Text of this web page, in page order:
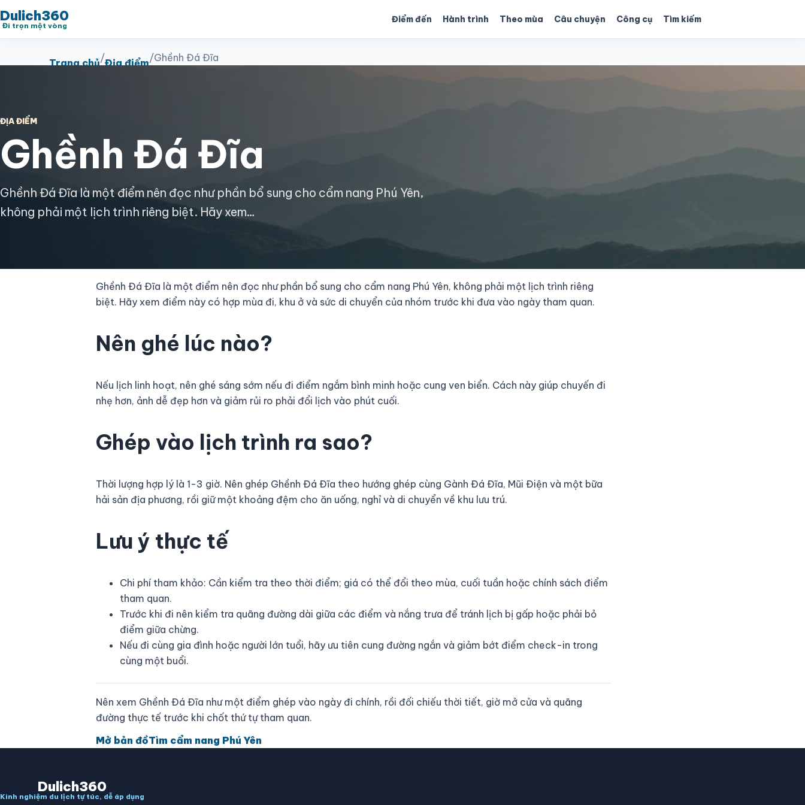
Dulich360
Đi trọn một vòng
Điểm đến Hành trình Theo mùa Câu chuyện Công cụ Tìm kiếm
Trang chủ/Địa điểm/Ghềnh Đá Đĩa
ĐỊA ĐIỂM
Ghềnh Đá Đĩa
Ghềnh Đá Đĩa là một điểm nên đọc như phần bổ sung cho cẩm nang Phú Yên,
không phải một lịch trình riêng biệt. Hãy xem…
Ghềnh Đá Đĩa là một điểm nên đọc như phần bổ sung cho cẩm nang Phú Yên, không phải một lịch trình riêng
biệt. Hãy xem điểm này có hợp mùa đi, khu ở và sức di chuyển của nhóm trước khi đưa vào ngày tham quan.
Nên ghé lúc nào?
Nếu lịch linh hoạt, nên ghé sáng sớm nếu đi điểm ngắm bình minh hoặc cung ven biển. Cách này giúp chuyến đi
nhẹ hơn, ảnh dễ đẹp hơn và giảm rủi ro phải đổi lịch vào phút cuối.
Ghép vào lịch trình ra sao?
Thời lượng hợp lý là 1-3 giờ. Nên ghép Ghềnh Đá Đĩa theo hướng ghép cùng Gành Đá Đĩa, Mũi Điện và một bữa
hải sản địa phương, rồi giữ một khoảng đệm cho ăn uống, nghỉ và di chuyển về khu lưu trú.
Lưu ý thực tế
Chi phí tham khảo: Cần kiểm tra theo thời điểm; giá có thể đổi theo mùa, cuối tuần hoặc chính sách điểm
tham quan.
Trước khi đi nên kiểm tra quãng đường dài giữa các điểm và nắng trưa để tránh lịch bị gấp hoặc phải bỏ
điểm giữa chừng.
Nếu đi cùng gia đình hoặc người lớn tuổi, hãy ưu tiên cung đường ngắn và giảm bớt điểm check-in trong
cùng một buổi.
Nên xem Ghềnh Đá Đĩa như một điểm ghép vào ngày đi chính, rồi đối chiếu thời tiết, giờ mở cửa và quãng
đường thực tế trước khi chốt thứ tự tham quan.
Mở bản đồTìm cẩm nang Phú Yên
Dulich360
Kinh nghiệm du lịch tự túc, dễ áp dụng